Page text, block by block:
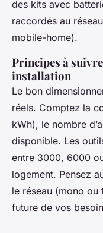
des kits avec
raccordés au
mobile-home).
Principes à
installation
Le bon
réels. Comptez la
kWh), le nombre
disponible. Les
entre 3000, 6000
logement. Pensez
le réseau (mono ou
future de vos